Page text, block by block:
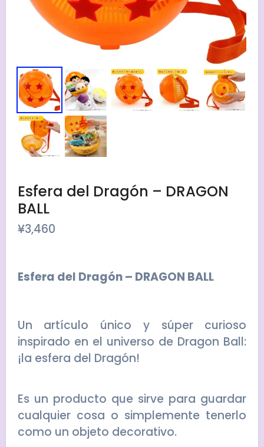
Esfera del Dragón – DRAGON
BALL
¥3,460
Esfera del Dragón – DRAGON BALL
Un artículo único y súper curioso
inspirado en el universo de Dragon Ball:
¡la esfera del Dragón!
Es un producto que sirve para guardar
cualquier cosa o simplemente tenerlo
como un objeto decorativo.